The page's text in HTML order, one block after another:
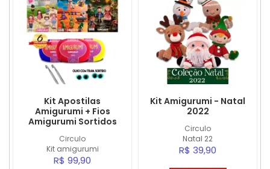
Circulo
Kit amigurumi
Kit Apostilas
Amigurumi + Fios
Amigurumi Sortidos
R$ 99,90
Circulo
Natal 22
Kit Amigurumi - Natal
2022
R$ 39,90